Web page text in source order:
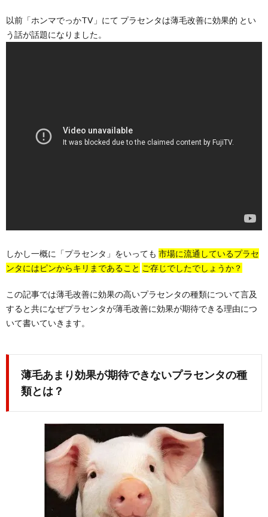
以前「ホンマでっかTV」にて プラセンタは薄毛改善に効果的 とい
う話が話題になりました。
しかし一概に「プラセンタ」をいっても 市場に流通しているプラセ
ンタにはピンからキリまであること ご存じでしたでしょうか？
この記事では薄毛改善に効果の高いプラセンタの種類について言及
すると共になぜプラセンタが薄毛改善に効果が期待できる理由につ
いて書いていきます。
薄毛あまり効果が期待できないプラセンタの種
類とは？